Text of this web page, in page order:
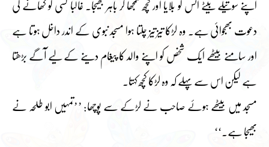
اپنے سوتیلے بیٹے انس کو بلایا اور کچھ سمجھا کر باہر بھیجا۔ غالباً کسی کو کھانے کی
دعوت بھجوائی ہے۔ وہ لڑکا تیز تیز چلتا ہوا مسجد نبوی کے اندر داخل ہوتا ہے
اور سامنے بیٹھے ایک شخص کو اپنے والد کا پیغام دینے کے لیے آگے بڑھتا
ہے لیکن اس سے پہلے کہ وہ لڑکا کچھ کہتا۔
مسجد میں بیٹھے ہوئے صاحب نے لڑکے سے پوچھا: ’’تمہیں ابو طلحہ نے
بھیجا ہے۔‘‘